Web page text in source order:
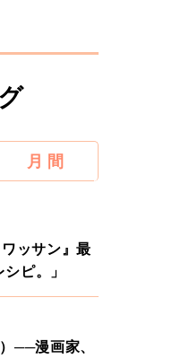
月 間
ッサン』最
ピ。」
──漫画家、